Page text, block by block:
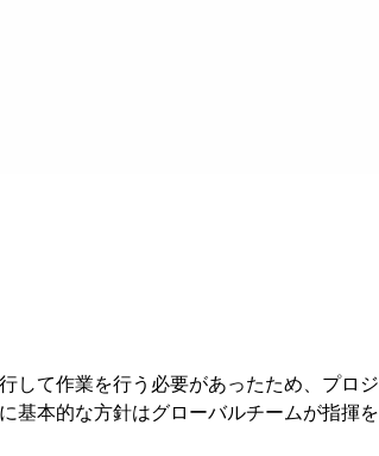
して作業を行う必要があったため、プロジ
基本的な方針はグローバルチームが指揮を